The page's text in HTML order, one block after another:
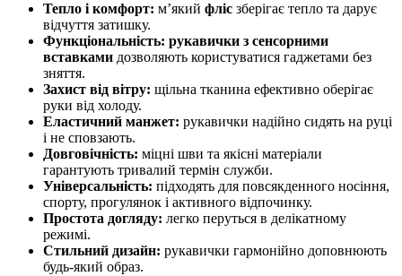
Тепло і комфорт: м’який фліс зберігає тепло та дарує
відчуття затишку.
Функціональність: рукавички з сенсорними
вставками дозволяють користуватися гаджетами без
зняття.
Захист від вітру: щільна тканина ефективно оберігає
руки від холоду.
Еластичний манжет: рукавички надійно сидять на руці
і не сповзають.
Довговічність: міцні шви та якісні матеріали
гарантують тривалий термін служби.
Універсальність: підходять для повсякденного носіння,
спорту, прогулянок і активного відпочинку.
Простота догляду: легко перуться в делікатному
режимі.
Стильний дизайн: рукавички гармонійно доповнюють
будь-який образ.